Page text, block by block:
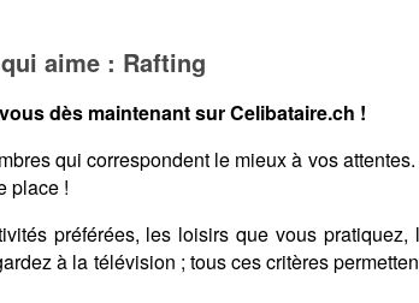
aime : Rafting
dès maintenant sur Celibataire.ch !
qui correspondent le mieux à vos
place !
préférées, les loisirs que vous
à la télévision ; tous ces critères